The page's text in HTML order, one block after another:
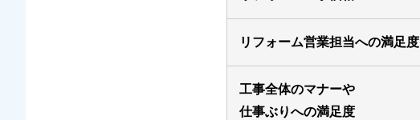
リフォーム営業担当への満足度
工事全体のマナーや
仕事ぶりへの満足度